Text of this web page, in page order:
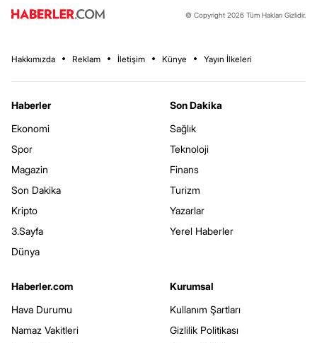
© Copyright 2026 Tüm Hakları Gizlidir.
Hakkımızda Reklam İletişim Künye Yayın İlkeleri
Haberler
Ekonomi
Spor
Magazin
Son Dakika
Kripto
3.Sayfa
Dünya
Son Dakika
Sağlık
Teknoloji
Finans
Turizm
Yazarlar
Yerel Haberler
Haberler.com
Hava Durumu
Namaz Vakitleri
Kurumsal
Kullanım Şartları
Gizlilik Politikası